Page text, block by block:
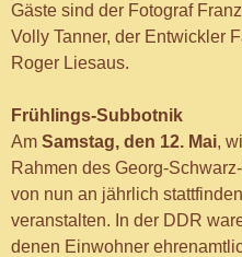
Gäste sind der Fotograf
Volly Tanner, der Entwickler
Roger Liesaus.
Frühlings-Subbotnik
Am Samstag, den 12. Mai,
Rahmen des Georg-
von nun an jährlich
veranstalten. In der DDR
denen Einwohner